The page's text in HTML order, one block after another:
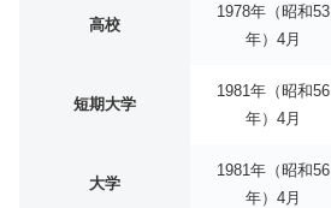
高校
1978年（昭和53
年）4月
短期大学
1981年（昭和56
年）4月
大学
1981年（昭和56
年）4月